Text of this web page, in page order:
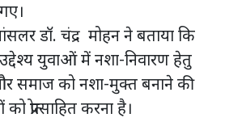
डॉ. चंद्र मोहन ने बताया कि
युवाओं में नशा-निवारण हेतु
समाज को नशा-मुक्त बनाने की
प्रोत्साहित करना है।